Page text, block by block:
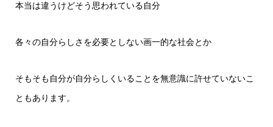
本当は違うけどそう思われている自分
各々の自分らしさを必要としない画一的な社会とか
そもそも自分が自分らしくいることを無意識に許せていないこ
ともあります。